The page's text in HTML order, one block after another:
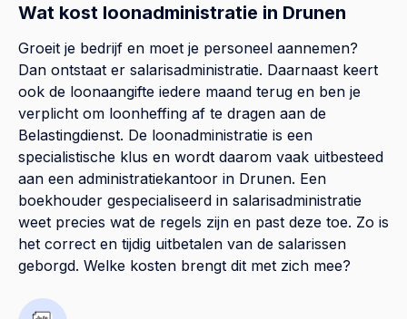
Wat kost loonadministratie in Drunen
Groeit je bedrijf en moet je personeel aannemen?
Dan ontstaat er salarisadministratie. Daarnaast keert
ook de loonaangifte iedere maand terug en ben je
verplicht om loonheffing af te dragen aan de
Belastingdienst. De loonadministratie is een
specialistische klus en wordt daarom vaak uitbesteed
aan een administratiekantoor in Drunen. Een
boekhouder gespecialiseerd in salarisadministratie
weet precies wat de regels zijn en past deze toe. Zo is
het correct en tijdig uitbetalen van de salarissen
geborgd. Welke kosten brengt dit met zich mee?